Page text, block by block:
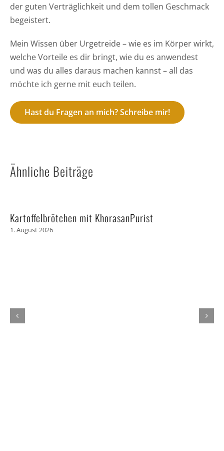
der guten Verträglichkeit und dem tollen Geschmack
begeistert.
Mein Wissen über Urgetreide – wie es im Körper wirkt,
welche Vorteile es dir bringt, wie du es anwendest
und was du alles daraus machen kannst – all das
möchte ich gerne mit euch teilen.
Hast du Fragen an mich? Schreibe mir!
Ähnliche Beiträge
Kartoffelbrötchen mit KhorasanPurist
1. August 2026